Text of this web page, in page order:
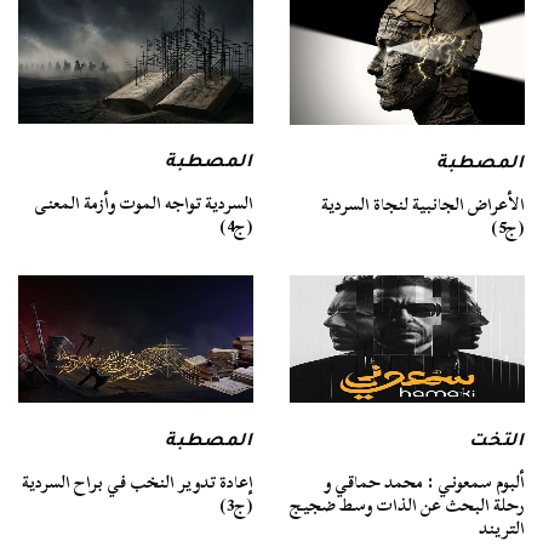
المصطبة
الأعراض الجانبية لنجاة السردية
(ج5)
المصطبة
السردية تواجه الموت وأزمة المعنى
(ج4)
التخت
ألبوم سمعوني : محمد حماقي و
رحلة البحث عن الذات وسط ضجيج
التريند
المصطبة
إعادة تدوير النخب في براح السردية
(ج3)